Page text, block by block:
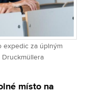
expedic za úplným
Druckmüllera
místo na